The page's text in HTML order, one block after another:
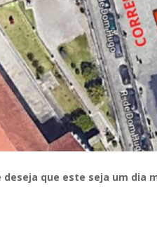
que este seja um